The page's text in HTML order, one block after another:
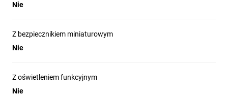
Nie
Z bezpiecznikiem miniaturowym
Nie
Z oświetleniem funkcyjnym
Nie